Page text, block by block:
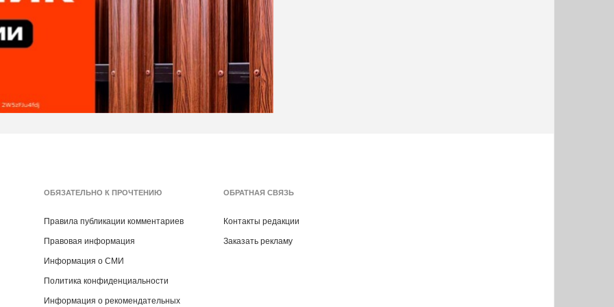
ОБЯЗАТЕЛЬНО К ПРОЧТЕНИЮ
Правила публикации комментариев
Правовая информация
Информация о СМИ
Политика конфиденциальности
Информация о рекомендательных
ОБРАТНАЯ СВЯЗЬ
Контакты редакции
Заказать рекламу